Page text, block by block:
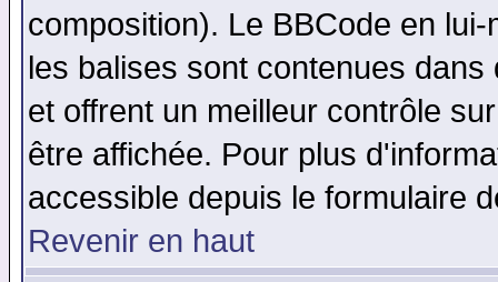
composition). Le BBCode en
les balises sont contenues
et offrent un meilleur contrôle
être affichée. Pour plus
accessible depuis le formulaire
Revenir en haut